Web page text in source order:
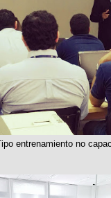
Tipo entrenamiento no